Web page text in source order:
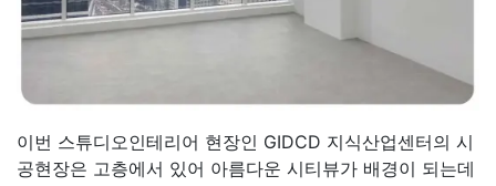
이번 스튜디오인테리어 현장인 GIDCD 지식산업센터의 시
공현장은 고층에서 있어 아름다운 시티뷰가 배경이 되는데